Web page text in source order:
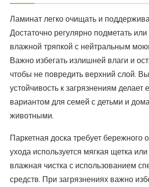
Ламинат легко очищать и
Достаточно регулярно подметать
влажной тряпкой с нейтральным
Важно избегать излишней влаги и
чтобы не повредить верхний слой.
устойчивость к загрязнениям делает
вариантом для семей с детьми и
животными.
Паркетная доска требует бережного
ухода используется мягкая щетка
влажная чистка с использованием
средств. При загрязнениях важно